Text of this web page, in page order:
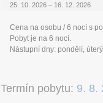
25. 10. 2026 – 16. 12. 2026
Cena na osobu / 6 nocí s
Pobyt je na 6 nocí.
Nástupní dny: pondělí,
Termín pobytu: 9. 8.